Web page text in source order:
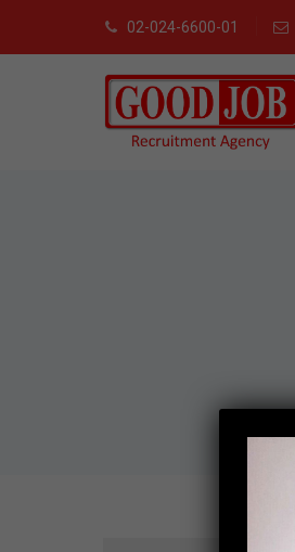
02-024-6600-01